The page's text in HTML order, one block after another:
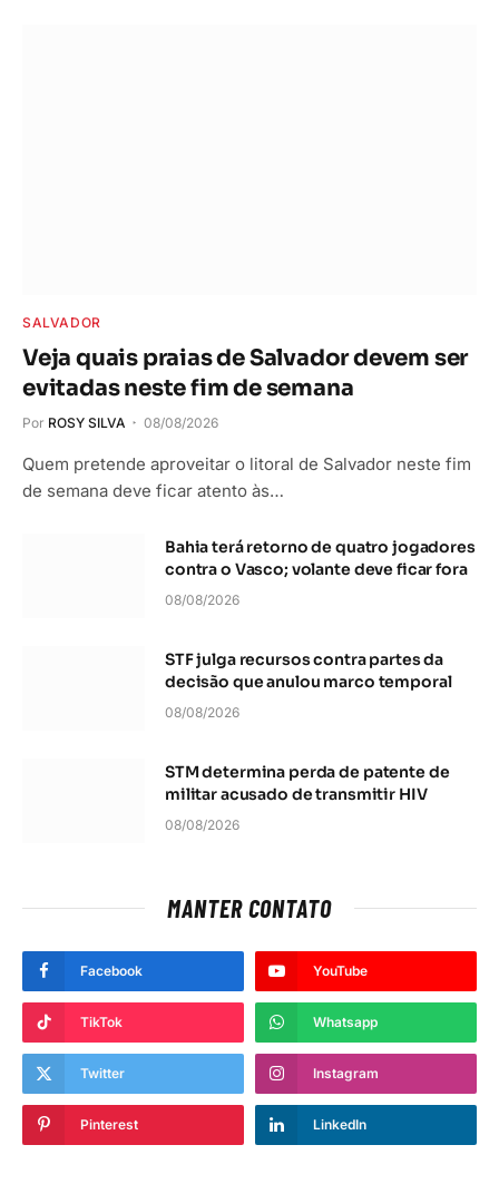
SALVADOR
Veja quais praias de Salvador devem ser
evitadas neste fim de semana
Por ROSY SILVA 08/08/2026
Quem pretende aproveitar o litoral de Salvador neste fim
de semana deve ficar atento às…
Bahia terá retorno de quatro jogadores
contra o Vasco; volante deve ficar fora
08/08/2026
STF julga recursos contra partes da
decisão que anulou marco temporal
08/08/2026
STM determina perda de patente de
militar acusado de transmitir HIV
08/08/2026
MANTER CONTATO
Facebook YouTube
TikTok Whatsapp
Twitter Instagram
Pinterest LinkedIn